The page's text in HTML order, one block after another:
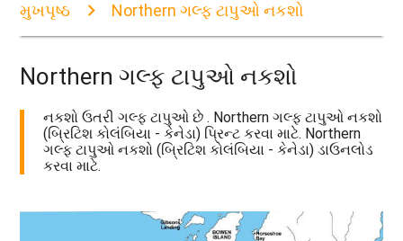
મુખપૃષ્ઠ Northern ગલ્ફ ટાપુઓ નકશો
Northern ગલ્ફ ટાપુઓ નકશો
નકશો ઉતરી ગલ્ફ ટાપુઓ છે . Northern ગલ્ફ ટાપુઓ નકશો
(બ્રિટિશ કોલંબિયા - કેનેડા) પ્રિન્ટ કરવા માટે. Northern
ગલ્ફ ટાપુઓ નકશો (બ્રિટિશ કોલંબિયા - કેનેડા) ડાઉનલોડ
કરવા માટે.